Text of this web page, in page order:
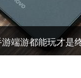
Pro Max 亮